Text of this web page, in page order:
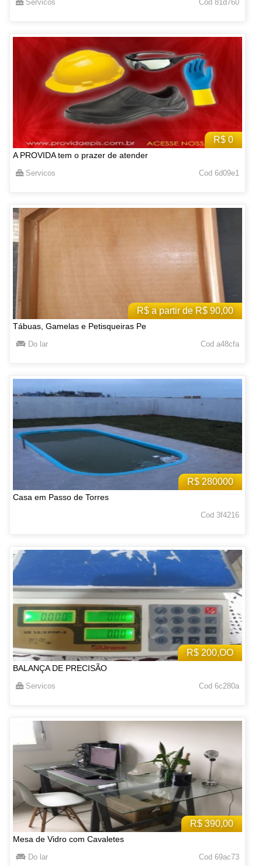
Servicos Cod 81d760
R$ 0
A PROVIDA tem o prazer de atender
Servicos Cod 6d09e1
R$ a partir de R$ 90,00
Tábuas, Gamelas e Petisqueiras Pe
Do lar Cod a48cfa
R$ 280000
Casa em Passo de Torres
Cod 3f4216
R$ 200,OO
BALANÇA DE PRECISÃO
Servicos Cod 6c280a
R$ 390,00
Mesa de Vidro com Cavaletes
Do lar Cod 69ac73